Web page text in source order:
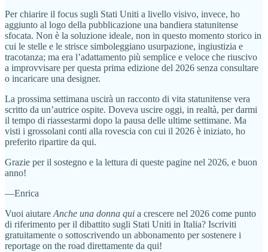
Per chiarire il focus sugli Stati Uniti a livello visivo, invece, ho
aggiunto al logo della pubblicazione una bandiera statunitense
sfocata. Non è la soluzione ideale, non in questo momento storico in
cui le stelle e le strisce simboleggiano usurpazione, ingiustizia e
tracotanza; ma era l’adattamento più semplice e veloce che riuscivo
a improvvisare per questa prima edizione del 2026 senza consultare
o incaricare una designer.
La prossima settimana uscirà un racconto di vita statunitense vera
scritto da un’autrice ospite. Doveva uscire oggi, in realtà, per darmi
il tempo di riassestarmi dopo la pausa delle ultime settimane. Ma
visti i grossolani conti alla rovescia con cui il 2026 è iniziato, ho
preferito ripartire da qui.
Grazie per il sostegno e la lettura di queste pagine nel 2026, e buon
anno!
—Enrica
Vuoi aiutareAnche una donna qui a crescere nel 2026 come punto
di riferimento per il dibattito sugli Stati Uniti in Italia? Iscriviti
gratuitamente o sottoscrivendo un abbonamento per sostenere i
reportage on the road direttamente da qui!